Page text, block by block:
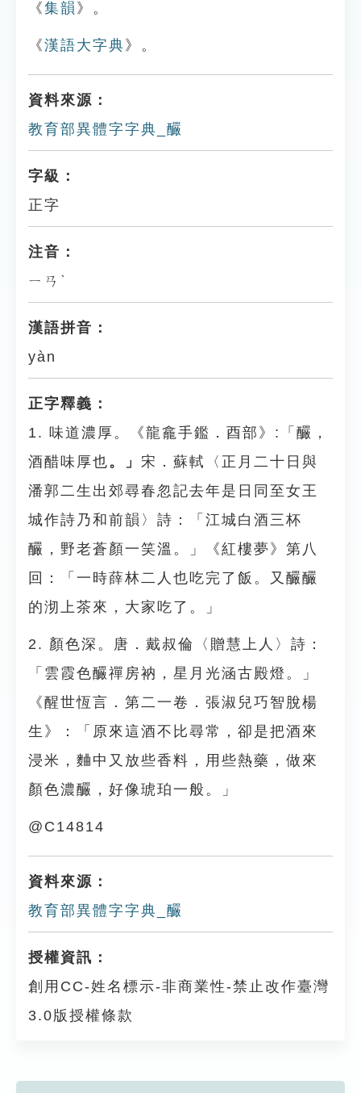
《集韻 》。
《漢語大字典 》。
資料來源：
教育部異體字字典_釅
字級：
正字
注音：
ㄧㄢˋ
漢語拼音：
yàn
正字釋義：
1. 味道濃厚。《龍龕手鑑．酉部》:「釅，
酒醋味厚也。」 宋．蘇軾〈正月二十日與
潘郭二生出郊尋春忽記去年是日同至女王
城作詩乃和前韻〉詩：「江城白酒三杯
釅，野老蒼顏一笑溫。」《紅樓夢》第八
回：「一時薛林二人也吃完了飯。又釅釅
的沏上茶來，大家吃了。」
2. 顏色深。唐．戴叔倫〈贈慧上人〉詩：
「雲霞色釅禪房衲，星月光涵古殿燈。」
《醒世恆言．第二一卷．張淑兒巧智脫楊
生》：「原來這酒不比尋常，卻是把酒來
浸米，麯中又放些香料，用些熱藥，做來
顏色濃釅，好像琥珀一般。」
@C14814
資料來源：
教育部異體字字典_釅
授權資訊：
創用CC-姓名標示-非商業性-禁止改作臺灣
3.0版授權條款